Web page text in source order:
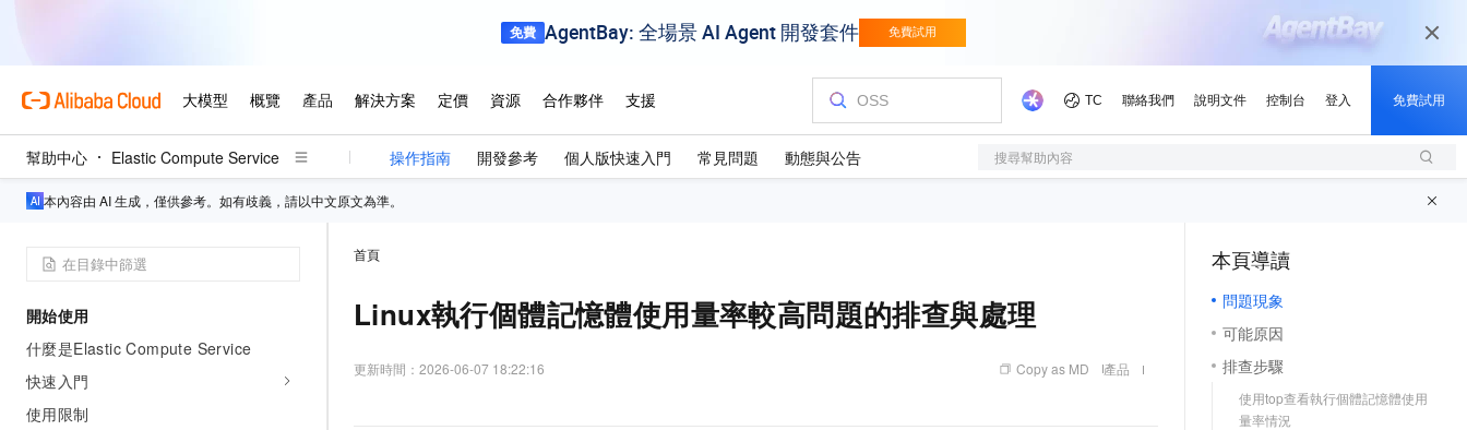
幫助中心 Elastic Compute Service 操作指南 開發參考 個人版快速入門 常見問題 動態與公告 搜尋幫助內容
本內容由 AI 生成，僅供參考。如有歧義，請以中文原文為準。
開始使用
什麼是Elastic Compute Service
快速入門
使用限制
首頁
Linux執行個體記憶體使用量率較高問題的排查與處理
更新時間： 2026-06-07 18:22:16 Copy as MD 產品
本頁導讀
問題現象
可能原因
排查步驟
使用top查看執行個體記憶體使用
量率情況